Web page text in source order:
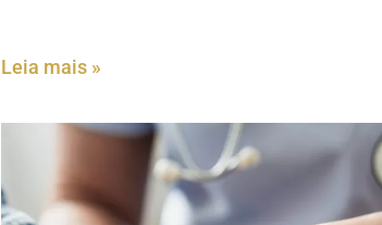
Leia mais »